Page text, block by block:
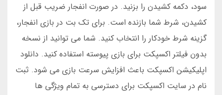
سود، دکمه کشیدن را بزنید. در صورت انفجار ضریب قبل از
کشیدن، شرط شما بازنده است. برای تک بت در بازی انفجار،
گزینه شرط خودکار را انتخاب کنید. شما می توانید از نسخه
بدون فیلتر اکسپکت برای بازی پیوسته استفاده کنید. دانلود
اپلیکیشن اکسپکت باعث افزایش سرعت بازی می شود. ثبت
نام در سایت اکسپکت برای دسترسی به تمام ویژگی ها